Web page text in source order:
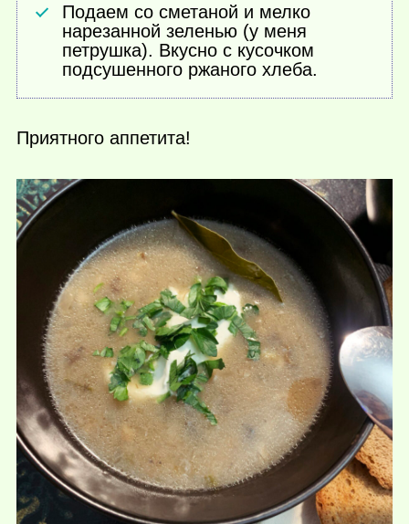
Подаем со сметаной и мелко
нарезанной зеленью (у меня
петрушка). Вкусно с кусочком
подсушенного ржаного хлеба.
Приятного аппетита!